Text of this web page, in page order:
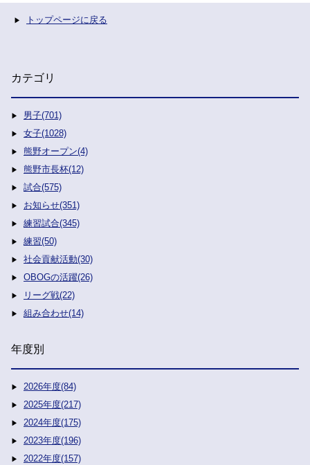
トップページに戻る
カテゴリ
男子(701)
女子(1028)
熊野オープン(4)
熊野市長杯(12)
試合(575)
お知らせ(351)
練習試合(345)
練習(50)
社会貢献活動(30)
OBOGの活躍(26)
リーグ戦(22)
組み合わせ(14)
年度別
2026年度(84)
2025年度(217)
2024年度(175)
2023年度(196)
2022年度(157)